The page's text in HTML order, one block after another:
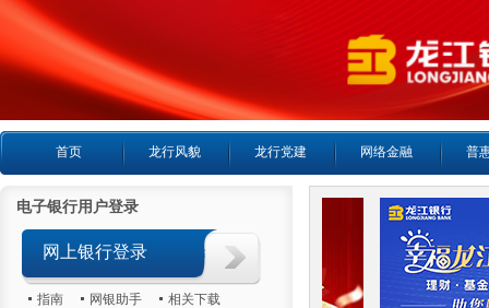
首页 龙行风貌 龙行党建 网络金融 普
电子银行用户登录
网上银行登录
指南 网银助手 相关下载